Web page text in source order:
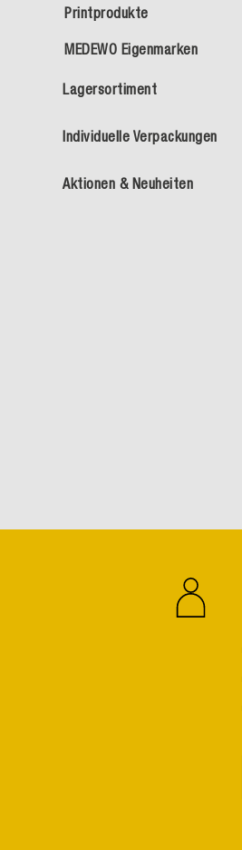
Lagersortiment
Printprodukte
MEDEWO Eigenmarken
Individuelle Verpackungen
Aktionen & Neuheiten